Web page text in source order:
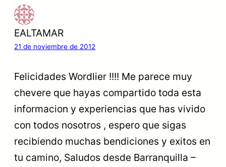
EALTAMAR
21 de noviembre de 2012
Felicidades Wordlier !!!! Me parece muy
chevere que hayas compartido toda esta
informacion y experiencias que has vivido
con todos nosotros , espero que sigas
recibiendo muchas bendiciones y exitos en
tu camino, Saludos desde Barranquilla –